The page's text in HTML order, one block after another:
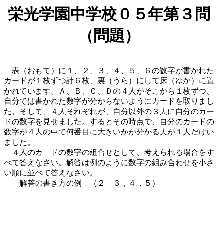
栄光学園中学校０５年第３問
（問題）
表（おもて）に１、２、３、４、５、６の数字が書かれた
カードが１枚ずつ計６枚、裏（うら）にして床（ゆか）に置
かれています。Ａ、Ｂ、Ｃ、Ｄの４人がそこから１枚ずつ、
自分では書かれた数字が分からないようにカードを取りまし
た。そして、４人それぞれが、自分以外の３人に自分のカー
ドの数字を見せました。するとその時点で、自分のカードの
数字が４人の中で何番目に大きいかが分かる人が１人だけい
ました。
４人のカードの数字の組合せとして、考えられる場合をす
べて答えなさい。解答は例のように数字の組み合わせを小さ
い順に並べて答えなさい。
解答の書き方の例 （２，３，４，５）